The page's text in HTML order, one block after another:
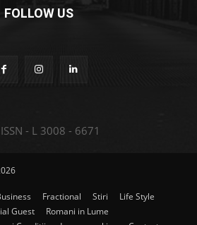
FOLLOW US
- L 3008 - 6671
Fractional Stiri
Life Style
Guest
Romani in Lume